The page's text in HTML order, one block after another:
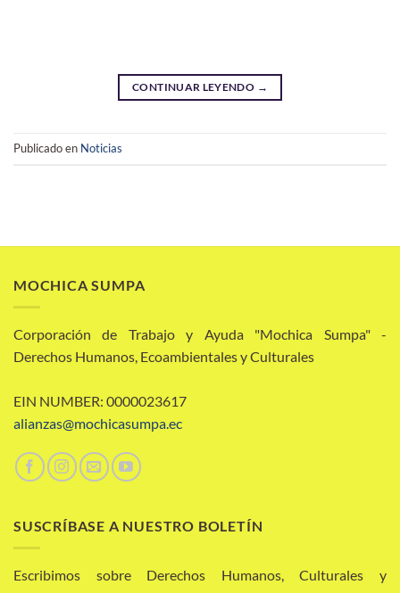
CONTINUAR LEYENDO →
Publicado en Noticias
MOCHICA SUMPA
Corporación de Trabajo y Ayuda "Mochica Sumpa" -
Derechos Humanos, Ecoambientales y Culturales
EIN NUMBER: 0000023617
alianzas@mochicasumpa.ec
SUSCRÍBASE A NUESTRO BOLETÍN
Escribimos sobre Derechos Humanos, Culturales y